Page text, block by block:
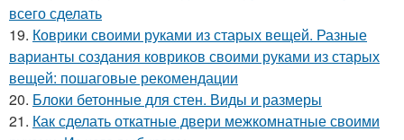
всего сделать
19. Коврики своими руками из старых вещей. Разные
варианты создания ковриков своими руками из старых
вещей: пошаговые рекомендации
20. Блоки бетонные для стен. Виды и размеры
21. Как сделать откатные двери межкомнатные своими